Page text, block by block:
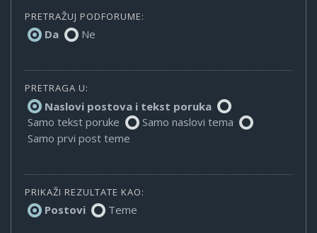
PRETRAŽUJ PODFORUME:
Da Ne
PRETRAGA U:
Naslovi postova i tekst poruka
Samo tekst poruke
Samo naslovi tema
Samo prvi post teme
PRIKAŽI REZULTATE KAO:
Postovi Teme